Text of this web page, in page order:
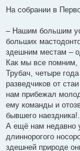
На собрании в
– Нашим большим
больших
здешним местам –
Как мы все помним,
Трубач, четыре
разведчиков от
нам прибежал
ему команды и
бывшего
А ещё нам недавно
длиннорогого
здешней природе